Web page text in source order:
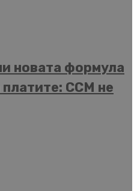
новата формула
ССМ не